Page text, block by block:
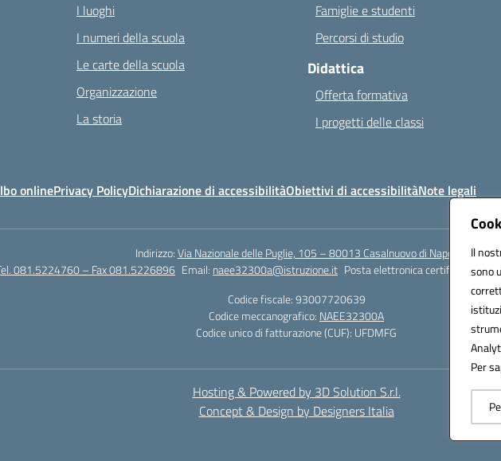
Il
sono
Per
I luoghi
I numeri della scuola
Le carte della scuola
Organizzazione
La storia
Famiglie e studenti
Percorsi di studio
Didattica
Offerta formativa
I progetti delle classi
onlinePrivacy PolicyDichiarazione di accessibilitàObiettivi di accessibilitàNote legali
Indirizzo:Via Nazionale delle Puglie, 105 – 80013 Casalnuovo di Napoli
081.5224760 – Fax 081.5226896 Email: naee32300a@istruzione.it Posta elettronica certificata
Codice fiscale: 93007720639
Codice meccanografico: NAEE32300A
Codice unico di fatturazione (CUF): UFDMFG
Hosting & Powered by 3D Solution S.r.l.
Concept & Design by Designers Italia